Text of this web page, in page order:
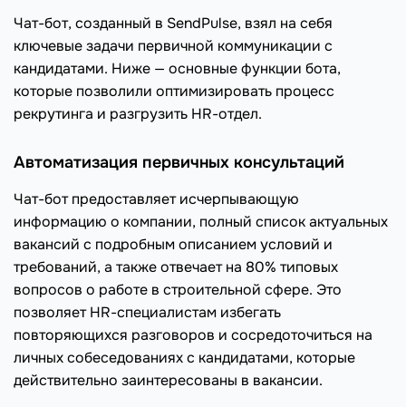
Чат-бот, созданный в SendPulse, взял на себя
ключевые задачи первичной коммуникации с
кандидатами. Ниже — основные функции бота,
которые позволили оптимизировать процесс
рекрутинга и разгрузить HR-отдел.
Автоматизация первичных консультаций
Чат-бот предоставляет исчерпывающую
информацию о компании, полный список актуальных
вакансий с подробным описанием условий и
требований, а также отвечает на 80% типовых
вопросов о работе в строительной сфере. Это
позволяет HR-специалистам избегать
повторяющихся разговоров и сосредоточиться на
личных собеседованиях с кандидатами, которые
действительно заинтересованы в вакансии.